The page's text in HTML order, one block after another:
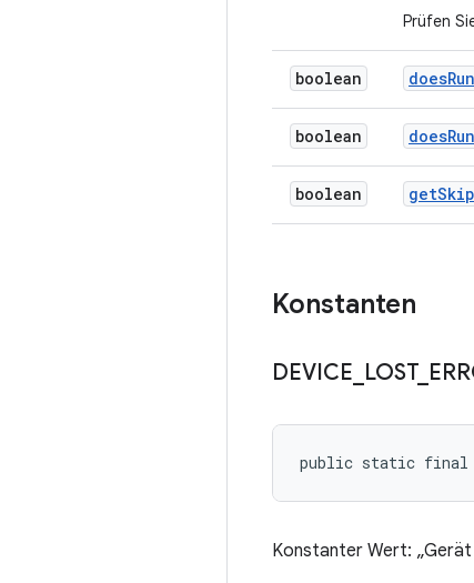
Prüfen
boolean doesRun
boolean doesRun
boolean getSkip
Konstanten
DEVICE LOST_
public static final
Konstanter Wert: